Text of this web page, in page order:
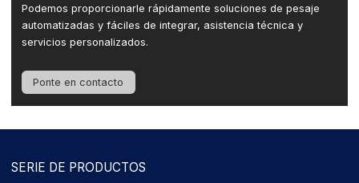
Podemos proporcionarle rápidamente soluciones de pesaje
automatizadas y fáciles de integrar, asistencia técnica y
servicios personalizados.
Ponte en contacto
SERIE DE PRODUCTOS